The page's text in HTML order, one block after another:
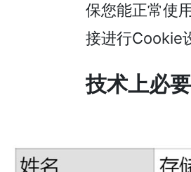
保您能正常使
接进行Cookie
技术上必